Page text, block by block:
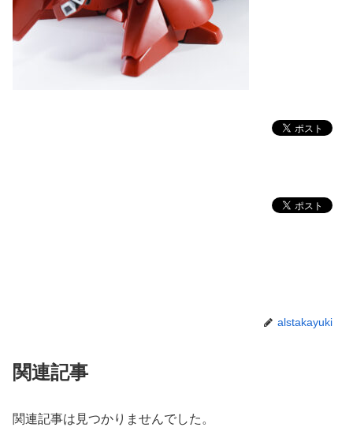
alstakayuki
関連記事
関連記事は見つかりませんでした。